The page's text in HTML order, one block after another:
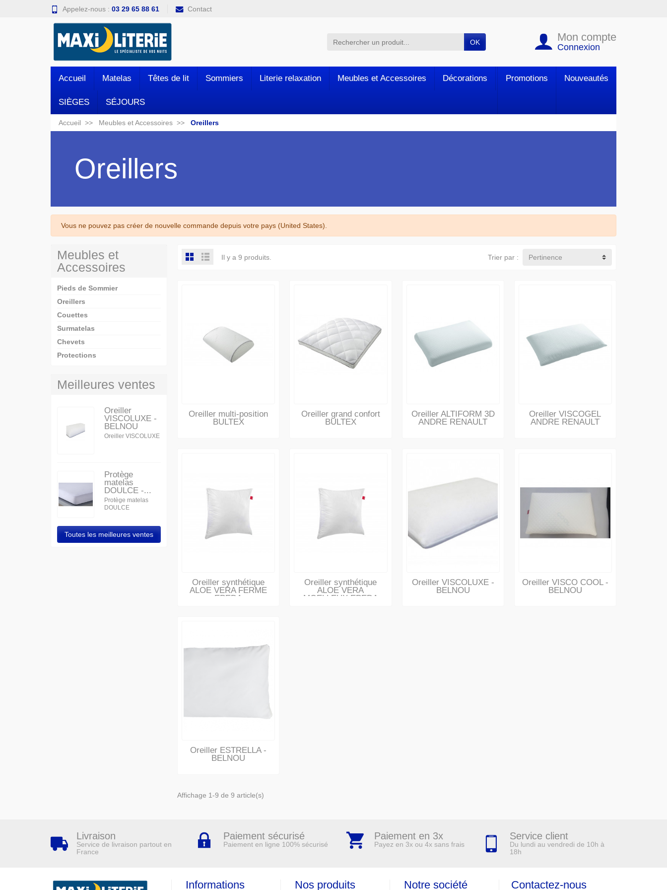
Appelez-nous : 03 29 65 88 61 Contact
OK Mon compte
Connexion
Accueil Matelas Têtes de lit Sommiers Literie relaxation Meubles et Accessoires Décorations
SIÈGES SÉJOURS
Promotions Nouveautés
Accueil Meubles et Accessoires Oreillers
Oreillers
Vous ne pouvez pas créer de nouvelle commande depuis votre pays (United States).
Meubles et
Accessoires
Pieds de Sommier
Oreillers
Couettes
Surmatelas
Chevets
Protections
Meilleures ventes
Oreiller
VISCOLUXE -
BELNOU
Oreiller VISCOLUXE
Protège
matelas
DOULCE -...
Protège matelas
DOULCE
Toutes les meilleures ventes
Il y a 9 produits. Trier par : Pertinence
Oreiller multi-position
BULTEX
Oreiller grand confort
BULTEX
Oreiller ALTIFORM 3D
ANDRE RENAULT
Oreiller VISCOGEL
ANDRE RENAULT
Oreiller synthétique
ALOE VERA FERME
EPEDA
Oreiller synthétique
ALOE VERA
MOELLEUX EPEDA
Oreiller VISCOLUXE -
BELNOU
Oreiller VISCO COOL -
BELNOU
Oreiller ESTRELLA -
BELNOU
Affichage 1-9 de 9 article(s)
Livraison
Service de livraison partout en
France
Paiement sécurisé
Paiement en ligne 100% sécurisé
Paiement en 3x
Payez en 3x ou 4x sans frais
Service client
Du lundi au vendredi de 10h à
18h
Informations Nos produits Notre société Contactez-nous